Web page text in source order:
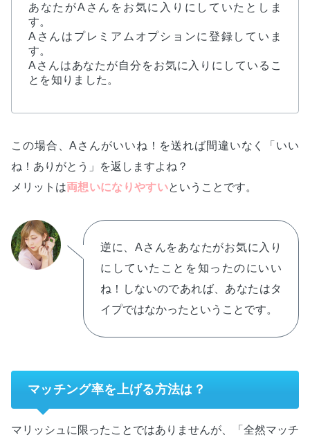
あなたがAさんをお気に入りにしていたとしま
す。
Aさんはプレミアムオプションに登録していま
す。
Aさんはあなたが自分をお気に入りにしているこ
とを知りました。
この場合、Aさんがいいね！を送れば間違いなく「いい
ね！ありがとう」を返しますよね？
メリットは両想いになりやすいということです。
逆に、Aさんをあなたがお気に入り
にしていたことを知ったのにいい
ね！しないのであれば、あなたはタ
イプではなかったということです。
マッチング率を上げる方法は？
マリッシュに限ったことではありませんが、「全然マッチ